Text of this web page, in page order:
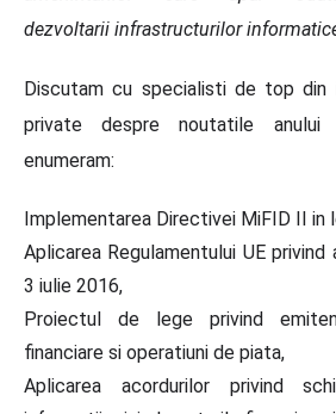
dezvoltarii infrastructurilor
Discutam cu specialisti de top
private despre noutatile
enumeram:
Implementarea Directivei MiFID II in
Aplicarea Regulamentului UE
3 iulie 2016,
Proiectul de lege privind
financiare si operatiuni de piata,
Aplicarea acordurilor privind